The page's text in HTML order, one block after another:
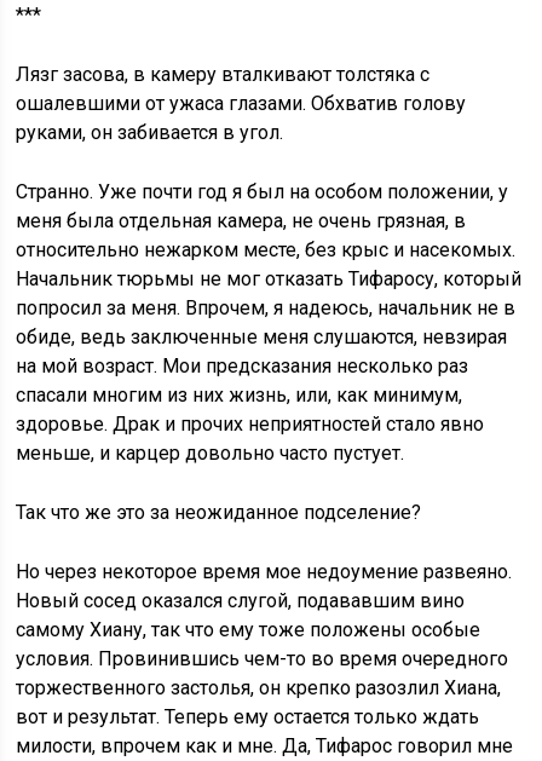
***
Лязг засова, в камеру вталкивают толстяка с
ошалевшими от ужаса глазами. Обхватив голову
руками, он забивается в угол.
Странно. Уже почти год я был на особом положении, у
меня была отдельная камера, не очень грязная, в
относительно нежарком месте, без крыс и насекомых.
Начальник тюрьмы не мог отказать Тифаросу, который
попросил за меня. Впрочем, я надеюсь, начальник не в
обиде, ведь заключенные меня слушаются, невзирая
на мой возраст. Мои предсказания несколько раз
спасали многим из них жизнь, или, как минимум,
здоровье. Драк и прочих неприятностей стало явно
меньше, и карцер довольно часто пустует.
Так что же это за неожиданное подселение?
Но через некоторое время мое недоумение развеяно.
Новый сосед оказался слугой, подававшим вино
самому Хиану, так что ему тоже положены особые
условия. Провинившись чем-то во время очередного
торжественного застолья, он крепко разозлил Хиана,
вот и результат. Теперь ему остается только ждать
милости, впрочем как и мне. Да, Тифарос говорил мне